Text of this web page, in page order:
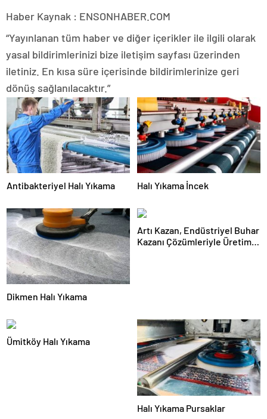
Haber Kaynak : ENSONHABER.COM
“Yayınlanan tüm haber ve diğer içerikler ile ilgili olarak
yasal bildirimlerinizi bize iletişim sayfası üzerinden
iletiniz. En kısa süre içerisinde bildirimlerinize geri
dönüş sağlanılacaktır.”
Antibakteriyel Halı Yıkama Halı Yıkama İncek
Dikmen Halı Yıkama
Artı Kazan, Endüstriyel Buhar
Kazanı Çözümleriyle Üretim
Ümitköy Halı Yıkama
Halı Yıkama Pursaklar